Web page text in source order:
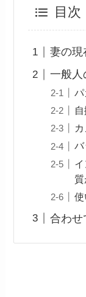
目次
妻の現
一般人
パ
バ
使
合わせ